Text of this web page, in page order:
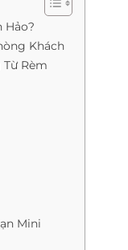
Hảo?
Khách
Rèm
Mini